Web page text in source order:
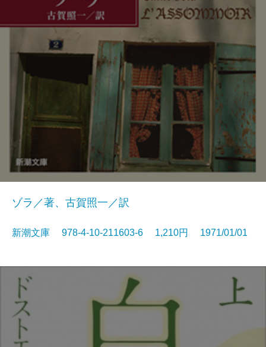
ゾラ／著、古賀照一／訳
新潮文庫 978-4-10-211603-6 1,210円 1971/01/01